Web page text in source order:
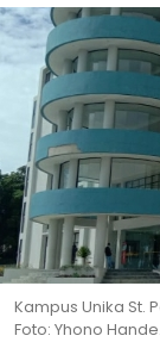
Kampus Unika St.
Foto: Yhono Hande.